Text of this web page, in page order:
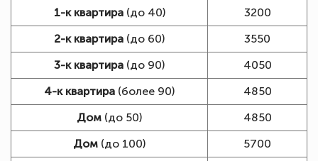
1-к квартира(до 40)
3200
2-к квартира (до 60)
3550
3-к квартира (до 90)
4050
4-к квартира (более 90)
4850
Дом (до 50)
4850
Дом (до 100)
5700